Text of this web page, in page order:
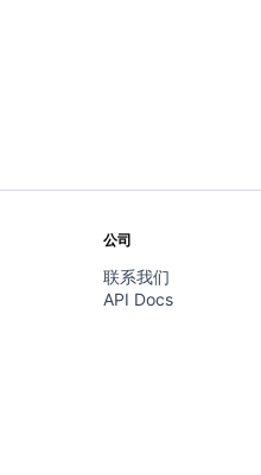
公司
联系我们
API Docs